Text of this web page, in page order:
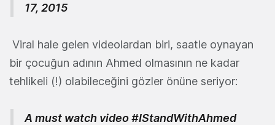
17, 2015
Viral hale gelen videolardan biri, saatle oynayan
bir çocuğun adının Ahmed olmasının ne kadar
tehlikeli (!) olabileceğini gözler önüne seriyor:
A must watch video#IStandWithAhmed